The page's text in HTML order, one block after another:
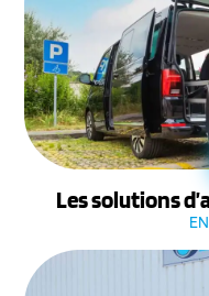
Les solutions